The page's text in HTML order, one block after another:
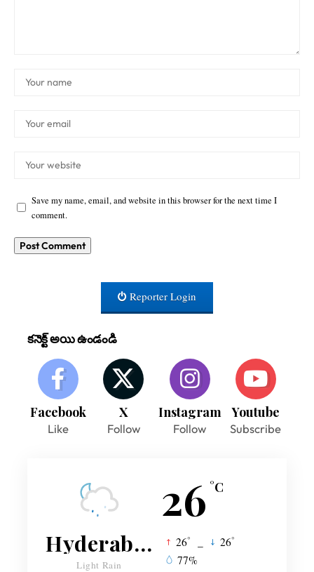
Save my name, email, and website in this browser for the next time I
comment.
Reporter Login
కనెక్ట్ అయి ఉండండి
Facebook
Like
X
Follow
Instagram
Follow
Youtube
Subscribe
26 °C
Hyderabad
Light Rain
26° 26°
77%